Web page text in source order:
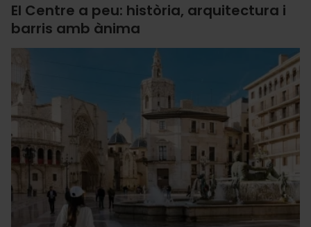
El Centre a peu: història, arquitectura i
barris amb ànima